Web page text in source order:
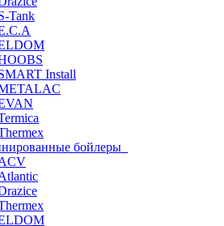
Tank
Install
бойлеры